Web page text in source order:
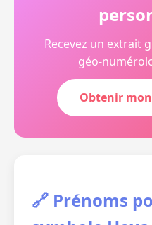
Recevez un extrait
géo-
Obtenir
🔗 Prénoms